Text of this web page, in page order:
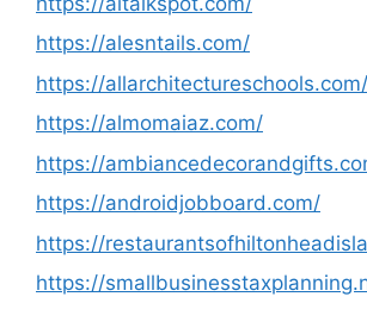
https://alesntails.com/
https://allarchitectureschools.com/
https://almomaiaz.com/
https://
https://androidjobboard.com/
https://
https://